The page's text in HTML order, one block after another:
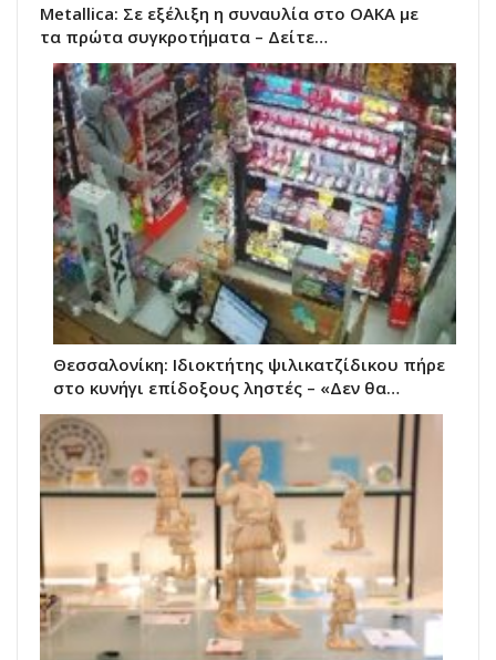
Metallica: Σε εξέλιξη η συναυλία στο ΟΑΚΑ με
τα πρώτα συγκροτήματα – Δείτε…
Θεσσαλονίκη: Ιδιοκτήτης ψιλικατζίδικου πήρε
στο κυνήγι επίδοξους ληστές – «Δεν θα…